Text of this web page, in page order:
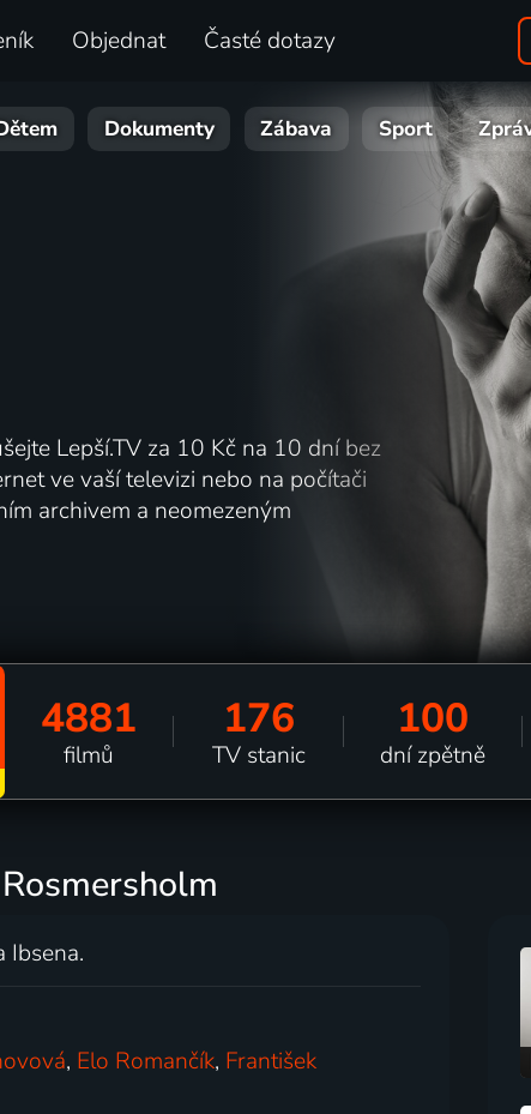
Objednat Časté dotazy
Dokumenty Zábava Sport
Lepší.TV za 10 Kč na 10 dní bez
ve vaší televizi nebo na počítači
archivem a neomezeným
4881
filmů
176
TV stanic
100
dní zpětně
Ibsena.
, Elo Romančík, František